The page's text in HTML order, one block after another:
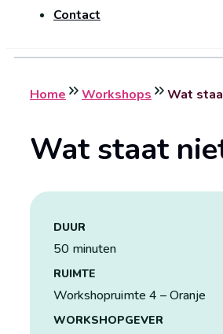
Contact
Home Workshops Wat
Wat staat
DUUR
50 minuten
RUIMTE
Workshopruimte 4 – Oranje
WORKSHOPGEVER